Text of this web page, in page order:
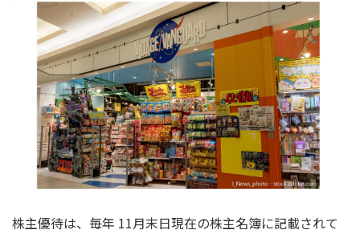
株主優待は、毎年 11月末日現在の株主名簿に記載されて